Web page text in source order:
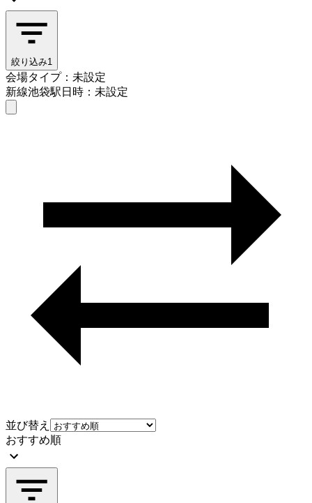
絞り込み1
会場タイプ：未設定
新線池袋駅日時：未設定
並び替え
おすすめ順